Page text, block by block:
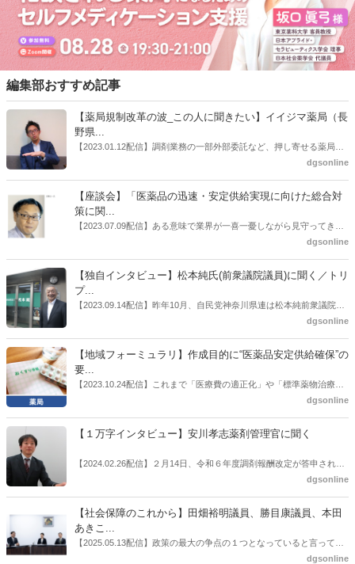
編集部おすすめ記事
【薬局規制改革の波_この人に聞きたい】イイジマ薬局（長
野県...
【2023.01.12配信】調剤業務の一部外部委託など、押し寄せる薬局業
界への規制改革の波。この規制改革の波を薬局業界はどう受け止めた
はないだろうか。本紙ではこうした問題について、厚労省「薬局薬剤
師の業務及び薬局の機能に関するワーキンググループ」に参考人とし
ても出席していたイイジマ薬局（長野県上田市）開設者である飯島裕
dgsonline
【座談会】「医薬品の迅速・安定供給実現に向けた総合対
策に関...
【2023.07.09配信】ある意味で業界が一喜一憂しながら見守ってきた
厚労省「医薬品の迅速・安定供給実現に向けた総合対策に関する有識
書がとりまとめられた。ドラビズon-lineでは検討会を総括する目的で
厚労省医政局医薬産業振興・医療情報企画課長（医薬産業振興・医療
情報企画課セルフケア・セルフメディケーション推進室長併任）安藤
公一氏や青山学院大学名誉教授の三村優美子氏、 日本保険薬局協会医
dgsonline
【独自インタビュー】松本純氏(前衆議院議員)に聞く／トリ
プ...
【2023.09.14配信】昨年10月、自民党神奈川県連は松本純前衆議院議
員を「自民党神奈川1区」（横浜市中区・磯子区・金沢区）の支部長
候補の前提となるもの。薬剤師に関わる政策に広く・深く関わってき
た同氏の復活に向けた薬剤師業界の期待には熱いものがある。不透明
感の払拭できない医療・介護・障害者サービスのトリプル改定等へ
の、薬剤師業界の強い危機感の裏返しといってもいいだろう。本稿で
dgsonline
【地域フォーミュラリ】作成目的に“医薬品安定供給確保”の
要...
【2023.10.24配信】これまで「医療費の適正化」や「標準薬物治療の
推進」などが目的とされることが多かった地域フォーミュラリの作
た。医薬品の安定供給確保だ。10月22日に開かれた「日本フォーミュ
飯田市）は、会員薬局から安定供給確保への強い要望があったことを
受け、安定供給確保が見込めるPPI３成分について銘柄を含めて選定
dgsonline
【１万字インタビュー】安川孝志薬剤管理官に聞く
【2024.02.26配信】２月14日、令和６年度調剤報酬改定が答申され
た。本紙では、厚生労働省保険局医療課・薬剤管理官の安川孝志氏
dgsonline
【社会保障のこれから】田畑裕明議員、勝目康議員、本田
あきこ...
【2025.05.13配信】政策の最大の争点の１つとなっていると言っても
よいのが社会保障のこれからのあり方だ。特に与党では、政府関係者
dgsonline